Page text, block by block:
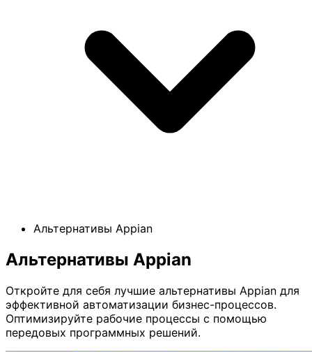
Альтернативы Appian
Альтернативы Appian
Откройте для себя лучшие альтернативы Appian для
эффективной автоматизации бизнес-процессов.
Оптимизируйте рабочие процессы с помощью
передовых программных решений.